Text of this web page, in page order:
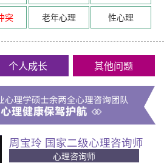
突
老年心理 性心理
个人成长 其他问题
周宝玲 国家二级心理咨询师
心理咨询师